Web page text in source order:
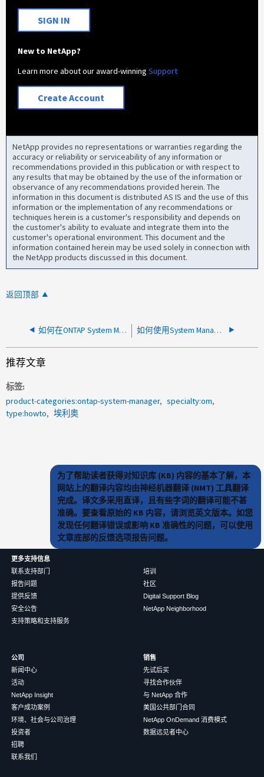
SIGN IN
New to NetApp?
Learn more about our award-winningSupport
Create Account
NetApp provides no representations or warranties regarding the
accuracy or reliability or serviceability of any information or
recommendations provided in this publication or with respect to
any results that may be obtained by the use of the information or
observance of any recommendations provided herein. The
information in this document is distributed AS IS and the use of this
information or the implementation of any recommendations or
techniques herein is a customer's responsibility and depends on
the customer's ability to evaluate and integrate them into the
customer's operational environment. This document and the
information contained herein may be used solely in connection with
the NetApp products discussed in this document.
返回顶部
如何在ONTAP System Manager 9.8及更高版本中向聚合添加磁盘 如何使用System Manager将配额限制更改为无限制
推荐文章
标签
product-categories:ontap-system-manager
specialty:om
type:howto
埃利奥
为了帮助读者获得对知识库 (KB) 内容的基本了解，本
网站上的翻译内容均由神经机器翻译 (NMT) 工具翻译
完成。译文多采用直译，且有些字词的翻译可能不甚
准确。要查看原始的 KB 内容，请浏览英文版本。如您
发现任何翻译错误或影响 KB 准确性的问题，可以使用
文章底部的反馈选项报告问题。
更多支持信息
联系支持部门
报告问题
提供反馈
安全公告
支持策略和支持服务
培训
社区
Digital Support Blog
NetApp Neighborhood
公司
新闻中心
活动
NetApp Insight
客户成功案例
环境、社会与公司治理
投资者
招聘
联系我们
销售
先试后买
寻找合作伙伴
与 NetApp 合作
美国公共部门合同
NetApp OnDemand 消费模式
数据远见者中心